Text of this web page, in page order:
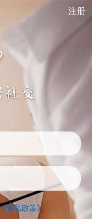
注册
隐私政策》